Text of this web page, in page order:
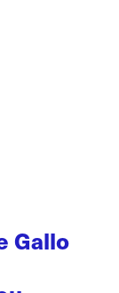
Gallo